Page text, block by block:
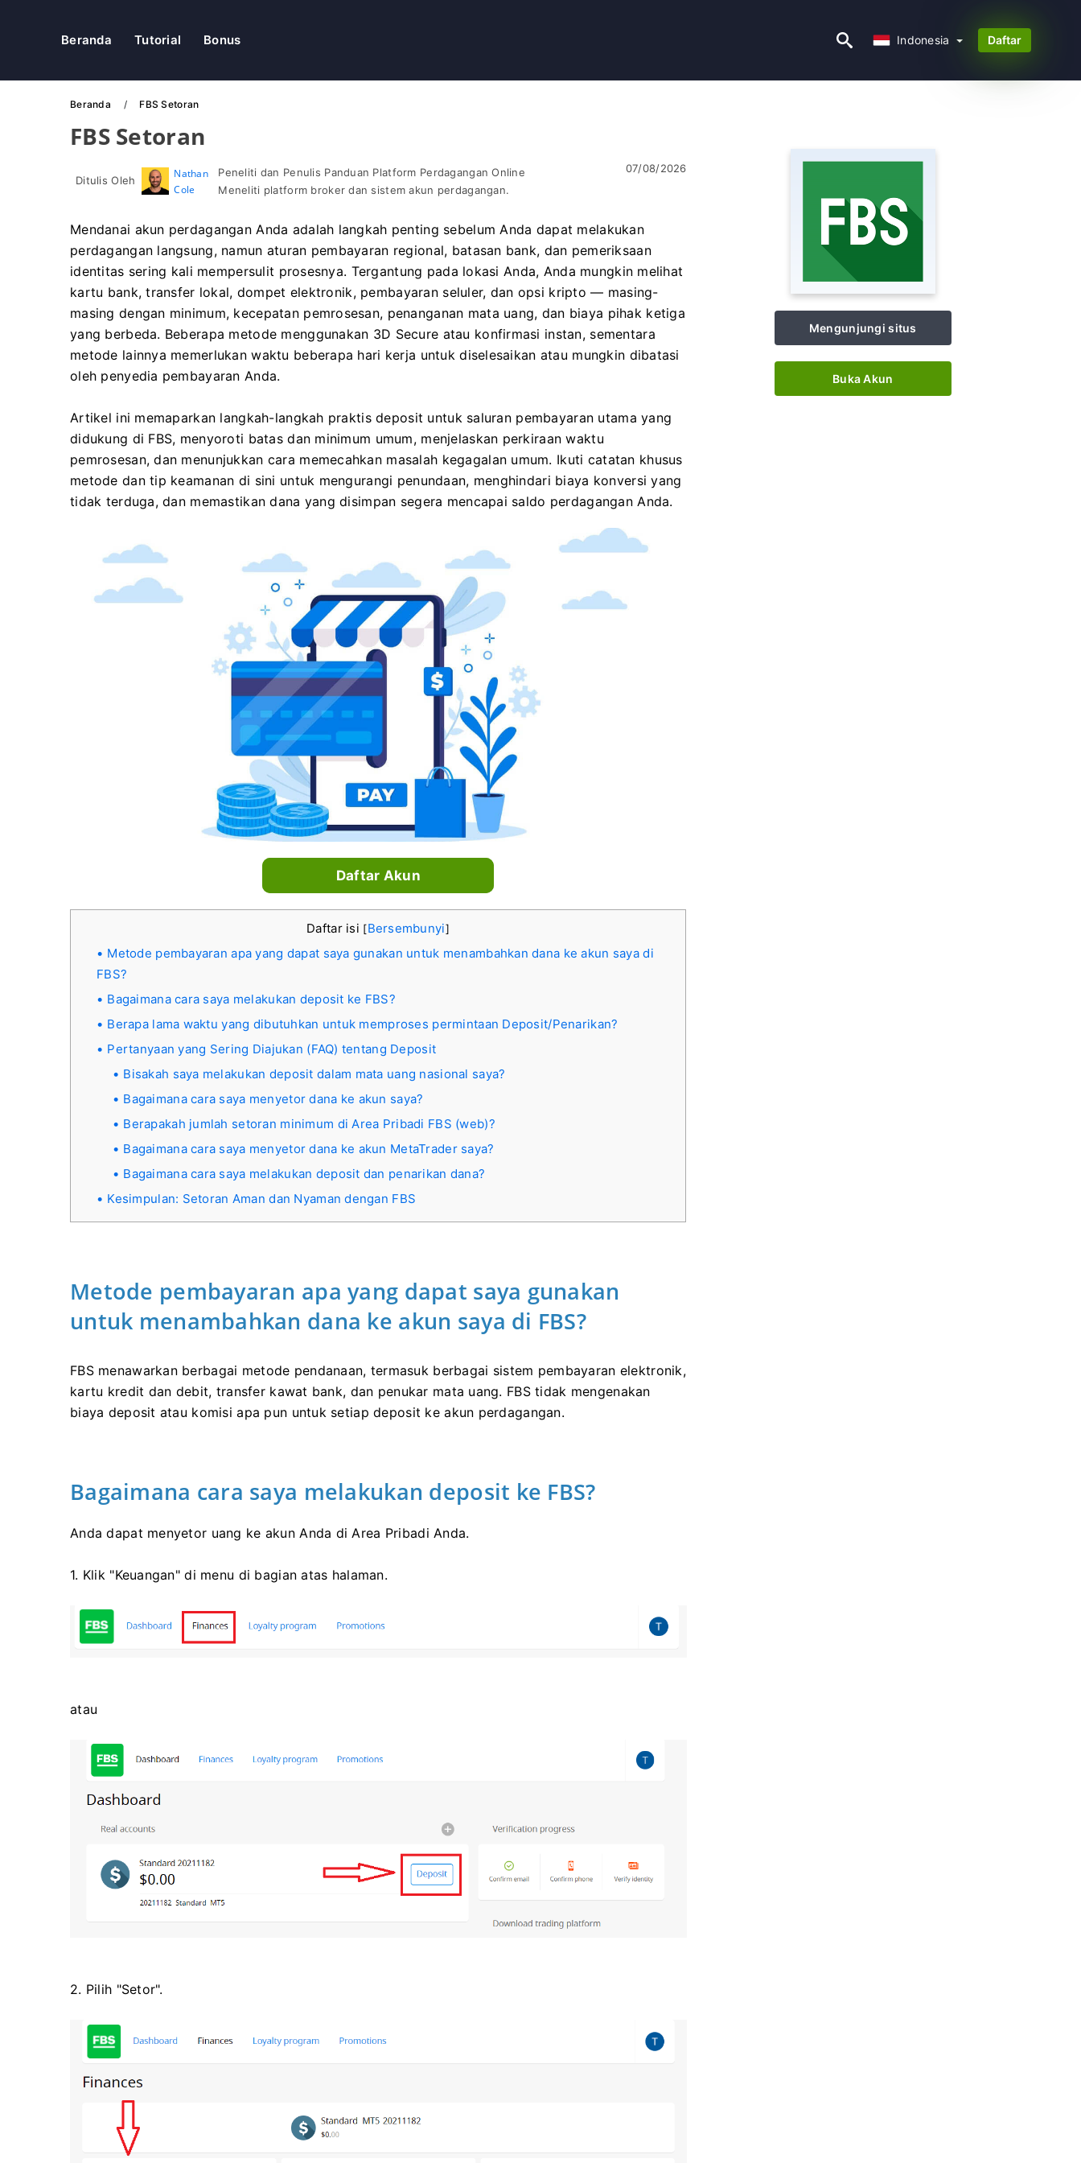
Beranda Tutorial Bonus Indonesia Daftar
Beranda FBS Setoran
FBS Setoran
Ditulis Oleh
Nathan
Cole
Peneliti dan Penulis Panduan Platform Perdagangan Online
Meneliti platform broker dan sistem akun perdagangan.
07/08/2026
Mendanai akun perdagangan Anda adalah langkah penting sebelum Anda dapat melakukan
perdagangan langsung, namun aturan pembayaran regional, batasan bank, dan pemeriksaan
identitas sering kali mempersulit prosesnya. Tergantung pada lokasi Anda, Anda mungkin melihat
kartu bank, transfer lokal, dompet elektronik, pembayaran seluler, dan opsi kripto — masing-
masing dengan minimum, kecepatan pemrosesan, penanganan mata uang, dan biaya pihak ketiga
yang berbeda. Beberapa metode menggunakan 3D Secure atau konfirmasi instan, sementara
metode lainnya memerlukan waktu beberapa hari kerja untuk diselesaikan atau mungkin dibatasi
oleh penyedia pembayaran Anda.
Artikel ini memaparkan langkah-langkah praktis deposit untuk saluran pembayaran utama yang
didukung di FBS, menyoroti batas dan minimum umum, menjelaskan perkiraan waktu
pemrosesan, dan menunjukkan cara memecahkan masalah kegagalan umum. Ikuti catatan khusus
metode dan tip keamanan di sini untuk mengurangi penundaan, menghindari biaya konversi yang
tidak terduga, dan memastikan dana yang disimpan segera mencapai saldo perdagangan Anda.
Daftar Akun
Daftar isi [Bersembunyi]
Metode pembayaran apa yang dapat saya gunakan untuk menambahkan dana ke akun saya di
FBS?
Bagaimana cara saya melakukan deposit ke FBS?
Berapa lama waktu yang dibutuhkan untuk memproses permintaan Deposit/Penarikan?
Pertanyaan yang Sering Diajukan (FAQ) tentang Deposit
Bisakah saya melakukan deposit dalam mata uang nasional saya?
Bagaimana cara saya menyetor dana ke akun saya?
Berapakah jumlah setoran minimum di Area Pribadi FBS (web)?
Bagaimana cara saya menyetor dana ke akun MetaTrader saya?
Bagaimana cara saya melakukan deposit dan penarikan dana?
Kesimpulan: Setoran Aman dan Nyaman dengan FBS
Metode pembayaran apa yang dapat saya gunakan
untuk menambahkan dana ke akun saya di FBS?
FBS menawarkan berbagai metode pendanaan, termasuk berbagai sistem pembayaran elektronik,
kartu kredit dan debit, transfer kawat bank, dan penukar mata uang. FBS tidak mengenakan
biaya deposit atau komisi apa pun untuk setiap deposit ke akun perdagangan.
Bagaimana cara saya melakukan deposit ke FBS?
Anda dapat menyetor uang ke akun Anda di Area Pribadi Anda.
1. Klik "Keuangan" di menu di bagian atas halaman.
atau
2. Pilih "Setor".
Mengunjungi situs
Buka Akun